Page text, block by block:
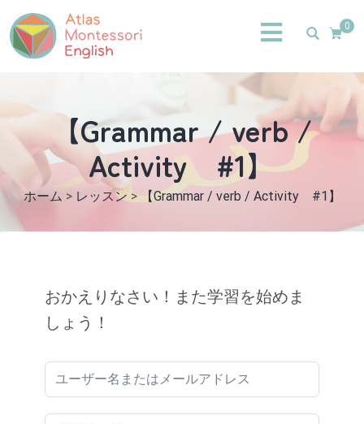
0
【Grammar / verb /
Activity #1】
ホーム > レッスン > 【Grammar / verb / Activity #1】
おかえりなさい！また学習を始めま
しょう！